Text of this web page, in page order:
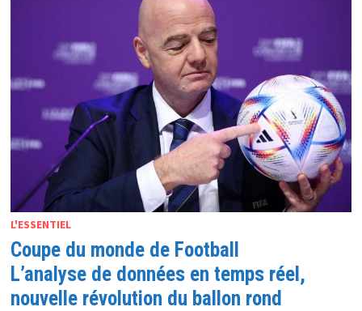
L'ESSENTIEL
Coupe du monde de Football
L’analyse de données en temps réel,
nouvelle révolution du ballon rond